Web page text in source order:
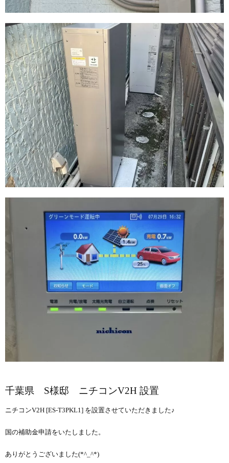
千葉県 S様邸 ニチコンV2H 設置
ニチコンV2H [ES-T3PKL1] を設置させていただきました♪
国の補助金申請をいたしました。
ありがとうございました(*^_^*)